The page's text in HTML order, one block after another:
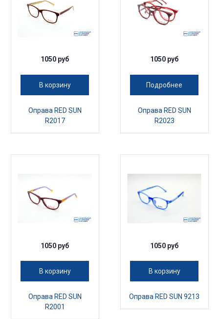
1050 руб
В корзину
Оправа RED SUN
R2017
1050 руб
Подробнее
Оправа RED SUN
R2023
1050 руб
В корзину
Оправа RED SUN
R2001
1050 руб
В корзину
Оправа RED SUN 9213